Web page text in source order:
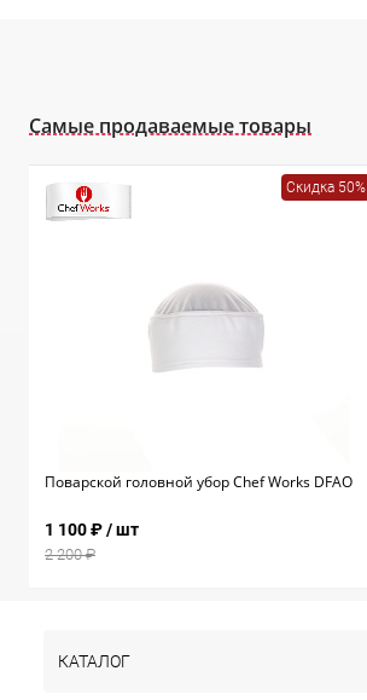
Самые продаваемые товары
Скидка 50%
Поварской головной убор Chef Works DFAO
1 100 ₽/ шт
2 200 ₽
КАТАЛОГ